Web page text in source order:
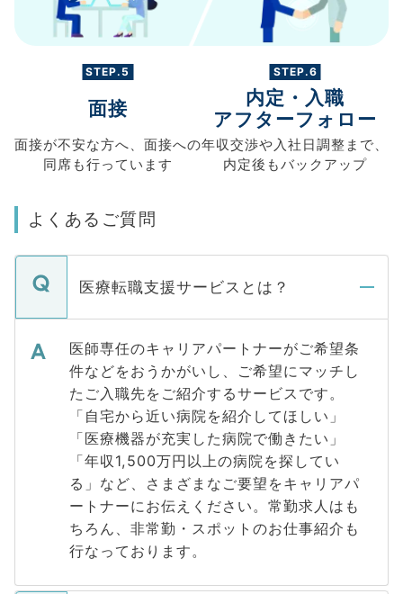
STEP.5
面接
面接が不安な方へ、 面接への
同席も行っています
STEP.6
内定・入職
アフターフォロー
年収交渉や入社日調整まで、
内定後もバックアップ
よくあるご質問
医療転職支援サービスとは？
医師専任のキャリアパートナーがご希望条
件などをおうかがいし、ご希望にマッチし
たご入職先をご紹介するサービスです。
「自宅から近い病院を紹介してほしい」
「医療機器が充実した病院で働きたい」
「年収1,500万円以上の病院を探してい
る」など、さまざまなご要望をキャリアパ
ートナーにお伝えください。常勤求人はも
ちろん、非常勤・スポットのお仕事紹介も
行なっております。